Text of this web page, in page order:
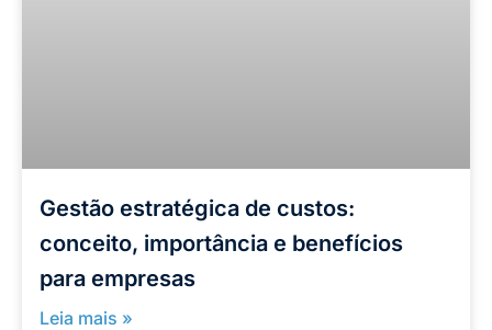
Gestão estratégica de custos:
conceito, importância e benefícios
para empresas
Leia mais »